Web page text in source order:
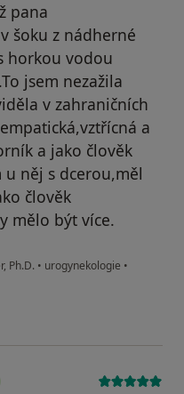
pana
šoku z nádherné
horkou vodou
jsem nezažila
v zahraničních
a
a jako člověk
u něj s dcerou,měl
člověk
mělo být více.
Ph.D. • urogynekologie •